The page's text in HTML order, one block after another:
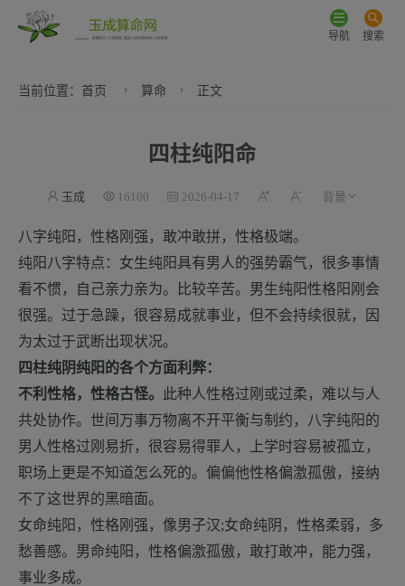
导航 搜索
当前位置： 首页 算命 正文
四柱纯阳命
玉成 16100 2026-04-17
八字纯阳，性格刚强，敢冲敢拼，性格极端。
纯阳八字特点：女生纯阳具有男人的强势霸气，很多事情
看不惯，自己亲力亲为。比较辛苦。男生纯阳性格阳刚会
很强。过于急躁，很容易成就事业，但不会持续很就，因
为太过于武断出现状况。
四柱纯阴纯阳的各个方面利弊：
不利性格，性格古怪。
此种人性格过刚或过柔，难以与人
共处协作。世间万事万物离不开平衡与制约，八字纯阳的
男人性格过刚易折，很容易得罪人，上学时容易被孤立，
职场上更是不知道怎么死的。偏偏他性格偏激孤傲，接纳
不了这世界的黑暗面。
女命纯阳，性格刚强，像男子汉;女命纯阴，性格柔弱，多
愁善感。男命纯阳，性格偏激孤傲，敢打敢冲，能力强，
事业多成。